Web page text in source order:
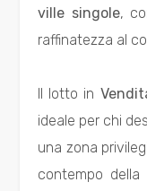
ville singole,
raffinatezza al
Il lotto in
ideale per chi
una zona
contempo
Totale